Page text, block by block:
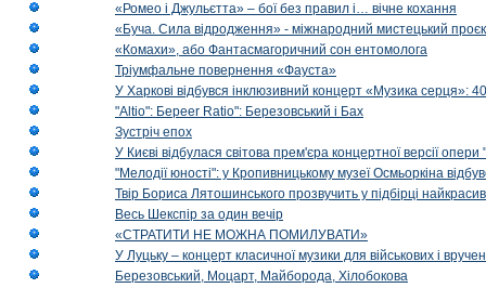
«Ромео і Джульєтта» – бої без правил і… вічне кохання
«Буча. Сила відродження» - міжнародний мистецький
«Комахи», або Фантасмагоричний сон ентомолога
Тріумфальне повернення «Фауста»
У Харкові відбувся інклюзивний концерт «Музика серця»:
"Altio": Береer Ratio": Березовський і Бах
Зустріч епох
У Києві відбулася світова прем'єра концертної версії
"Мелодії юності": у Кропивницькому музеї Осмьоркіна
Твір Бориса Лятошинського прозвучить у підбірці
Весь Шекспір за один вечір
«СТРАТИТИ НЕ МОЖНА ПОМИЛУВАТИ»
У Луцьку – концерт класичної музики для військових і
Березовський, Моцарт, Майборода, Хілобокова